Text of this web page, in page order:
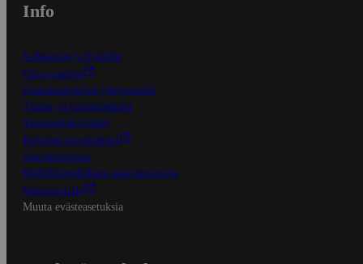
Info
S-Business yrityksille
Oiva-raportit
Osuuskauppojen yhteystiedot
Tilaus- ja toimitusehdot
Tietosuojakäytäntö
Palvelun käyttöehdot
Saavutettavuus
Mobiilisovelluksen saavutettavuus
Mainostajalle
Muuta evästeasetuksia